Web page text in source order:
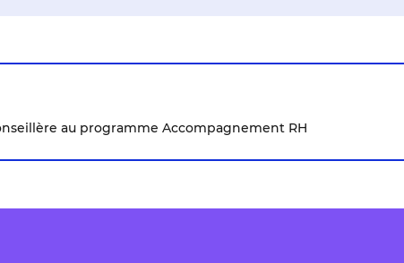
au programme Accompagnement RH